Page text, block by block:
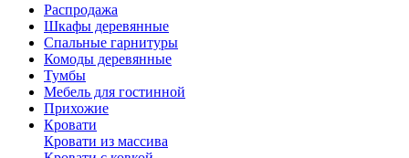
Распродажа
Шкафы деревянные
Спальные гарнитуры
Комоды деревянные
Тумбы
Мебель для гостинной
Прихожие
Кровати
Кровати из массива